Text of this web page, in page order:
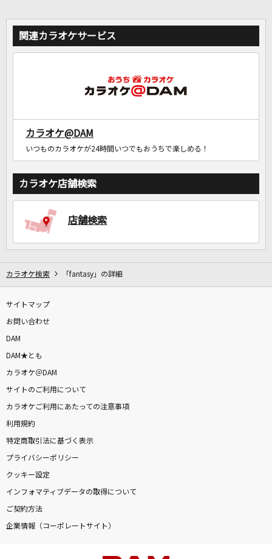
関連カラオケサービス
カラオケ@DAM
いつものカラオケが24時間いつでもおうちで楽しめる！
カラオケ店舗検索
店舗検索
カラオケ検索 「fantasy」の詳細
サイトマップ
お問い合わせ
DAM
DAM★とも
カラオケ＠DAM
サイトのご利用について
カラオケご利用にあたっての注意事項
利用規約
特定商取引法に基づく表示
プライバシーポリシー
クッキー設定
インフォマティブデータの取得について
ご契約方法
企業情報（コーポレートサイト）